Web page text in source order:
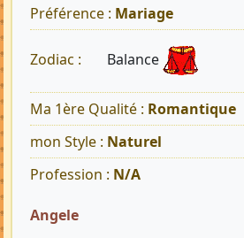
Préférence : Mariage
Zodiac : Balance
Ma 1ère Qualité : Romantique
mon Style : Naturel
Profession : N/A
Angele